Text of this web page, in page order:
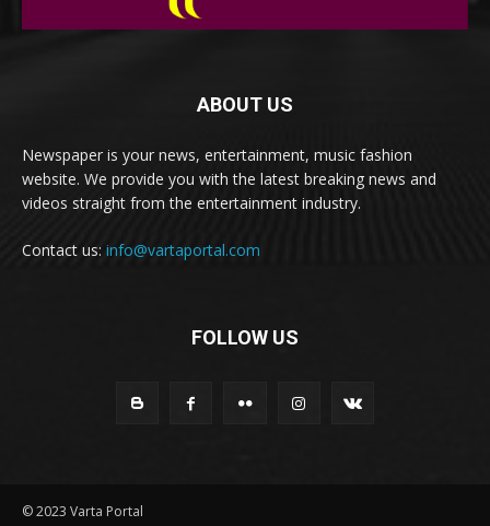
ABOUT US
Newspaper is your news, entertainment, music fashion
website. We provide you with the latest breaking news and
videos straight from the entertainment industry.
Contact us: info@vartaportal.com
FOLLOW US
© 2023 Varta Portal